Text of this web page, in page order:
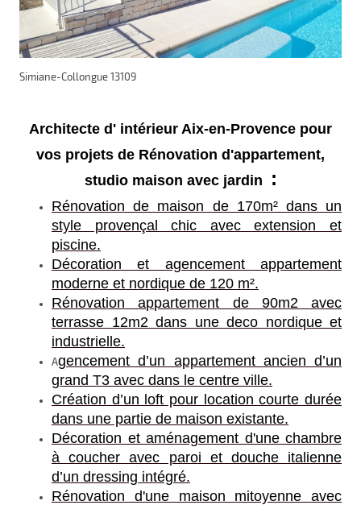
Simiane-Collongue 13109
Architecte d' intérieur Aix-en-Provence pour
vos projets de Rénovation d'appartement,
studio maison avec jardin
:
Rénovation de maison de 170m² dans un
style provençal chic avec extension et
piscine.
Décoration et agencement appartement
moderne et nordique de 120 m².
Rénovation appartement de 90m2 avec
terrasse 12m2 dans une deco nordique et
industrielle.
Agencement d’un appartement ancien d’un
grand T3 avec dans le centre ville.
Création d’un loft pour location courte durée
dans une partie de maison existante.
Décoration et aménagement d'une chambre
à coucher avec paroi et douche italienne
d’un dressing intégré.
Rénovation d'une maison mitoyenne avec